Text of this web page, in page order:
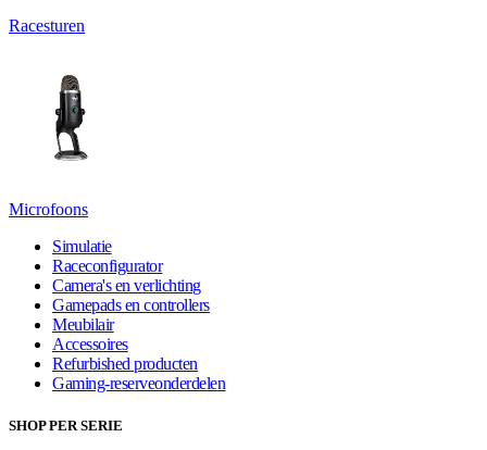
Racesturen
Microfoons
Simulatie
Raceconfigurator
Camera's en verlichting
Gamepads en controllers
Meubilair
Accessoires
Refurbished producten
Gaming-reserveonderdelen
SHOP PER SERIE